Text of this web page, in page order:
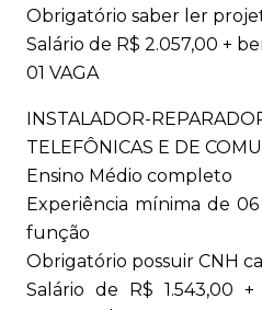
Obrigatório saber ler
Salário de R$ 2.057,00 +
01 VAGA
INSTALADOR-
TELEFÔNICAS E DE
Ensino Médio completo
Experiência mínima de
função
Obrigatório possuir CNH
Salário de R$ 1.543,00